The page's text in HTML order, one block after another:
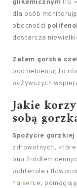
glikemicznym (IG
dla osób
obecności
dostarcza
Zatem gorzka
podniebienia; to
odżywczych
Jakie
sobą
Spożycie gorzkiej
zdrowotnych,
ona źródłem
polifenole i
na serce,